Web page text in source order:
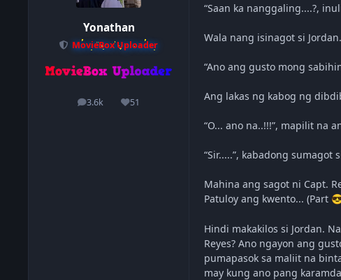
Yonathan
MovieBox Uploader
3.6k
posts 51
Reputation
“Saan ka nanggaling....?,
Wala nang isinagot si
“Ano ang gusto mong
Ang lakas ng kabog ng
“O... ano na..!!!”, mapilit na
“Sir.....”, kabadong
Mahina ang sagot ni Capt.
Patuloy ang kwento... (Part
Hindi makakilos si Jordan.
Reyes? Ano ngayon ang
pumapasok sa maliit na
may kung ano pang